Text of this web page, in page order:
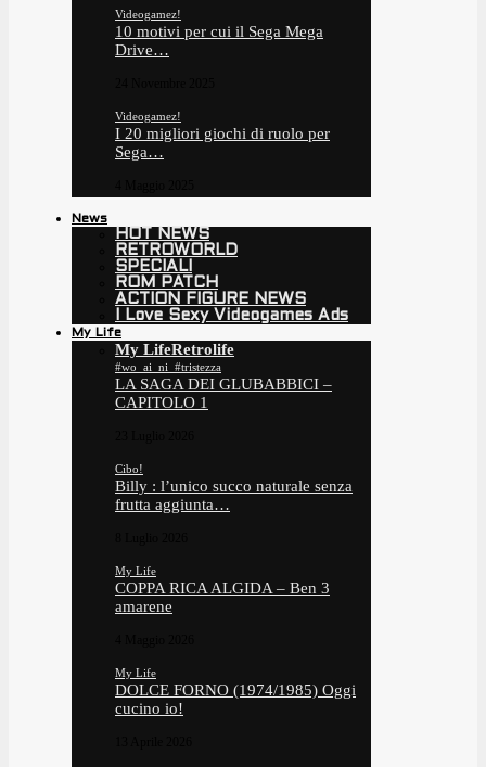
Videogamez!
10 motivi per cui il Sega Mega
Drive…
Videogamez!
I 20 migliori giochi di ruolo per
Sega…
News
HOT NEWS
RETROWORLD
SPECIALI
ROM PATCH
ACTION FIGURE NEWS
I Love Sexy Videogames Ads
My Life
My LifeRetrolife
#wo_ai_ni_#tristezza
LA SAGA DEI GLUBABBICI –
CAPITOLO 1
Cibo!
Billy : l’unico succo naturale senza
frutta aggiunta…
My Life
COPPA RICA ALGIDA – Ben 3
amarene
My Life
DOLCE FORNO (1974/1985) Oggi
cucino io!